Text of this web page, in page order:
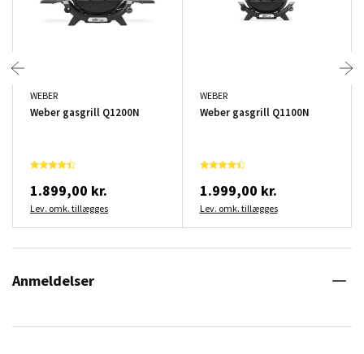
WEBER
Weber gasgrill Q1200N
1.899,00 kr.
Lev. omk. tillægges
WEBER
Weber gasgrill Q1100N
1.999,00 kr.
Lev. omk. tillægges
Anmeldelser